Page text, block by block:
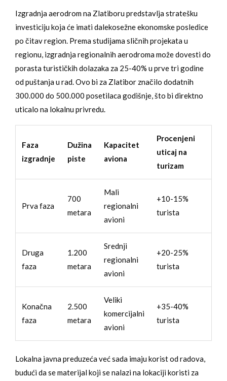
Izgradnja aerodrom na Zlatiboru predstavlja stratešku
investiciju koja će imati dalekosežne ekonomske posledice
po čitav region. Prema studijama sličnih projekata u
regionu, izgradnja regionalnih aerodroma može dovesti do
porasta turističkih dolazaka za 25-40% u prve tri godine
od puštanja u rad. Ovo bi za Zlatibor značilo dodatnih
300.000 do 500.000 posetilaca godišnje, što bi direktno
uticalo na lokalnu privredu.
Faza
izgradnje
Dužina
piste
Kapacitet
aviona
Procenjeni
uticaj na
turizam
Prva faza
700
metara
Mali
regionalni
avioni
+10-15%
turista
Druga
faza
1.200
metara
Srednji
regionalni
avioni
+20-25%
turista
Konačna
faza
2.500
metara
Veliki
komercijalni
avioni
+35-40%
turista
Lokalna javna preduzeća već sada imaju korist od radova,
budući da se materijal koji se nalazi na lokaciji koristi za